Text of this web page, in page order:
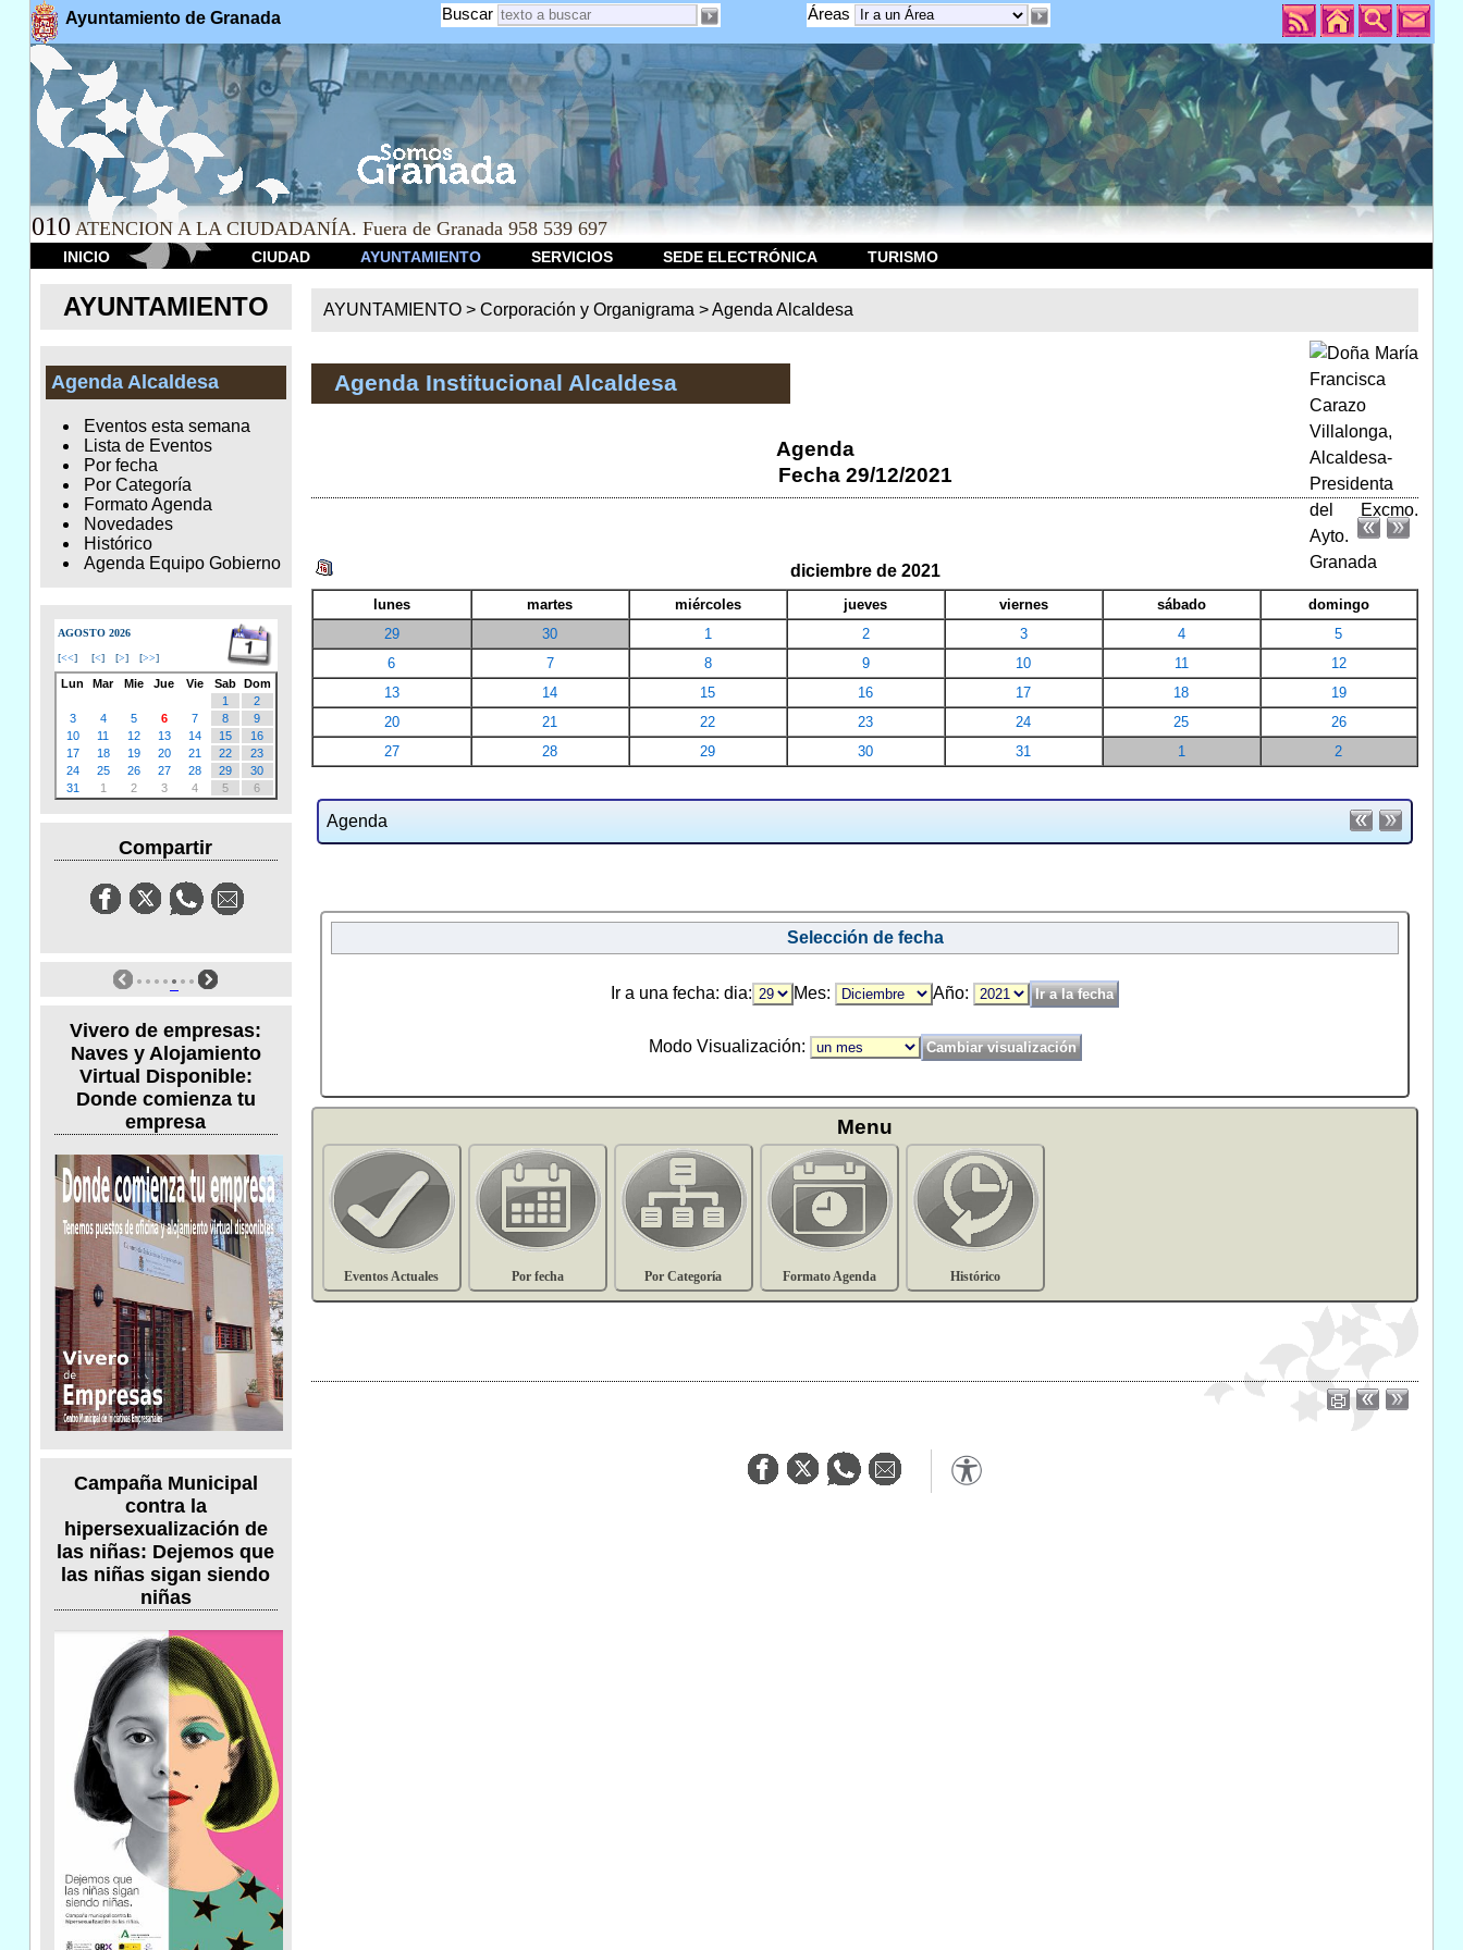
Ayuntamiento de Granada Áreas
Buscar
010 ATENCION A LA CIUDADANÍA. Fuera de Granada 958 539 697
INICIO CIUDAD AYUNTAMIENTO SERVICIOS SEDE ELECTRÓNICA TURISMO
AYUNTAMIENTO
Agenda Alcaldesa
Eventos esta semana
Lista de Eventos
Por fecha
Por Categoría
Formato Agenda
Novedades
Histórico
Agenda Equipo Gobierno
AGOSTO 2026
[<<] [<] [>] [>>]
Lun Mar Mie Jue Vie Sab
Dom
1
2
3
4 5 6 7 8
9
10
11 12 13 14 15
16
17
18 19 20 21 22
23
24
25 26 27 28 29
30
31
1 2 3 4 5 6
Compartir
Vivero de empresas:
Naves y Alojamiento
Virtual Disponible:
Donde comienza tu
empresa
Campaña Municipal
contra la
hipersexualización de
las niñas: Dejemos que
las niñas sigan siendo
niñas
AYUNTAMIENTO >Corporación y Organigrama >Agenda Alcaldesa
Agenda Institucional Alcaldesa
Agenda
Fecha 29/12/2021
diciembre de 2021
lunes martes miércoles jueves viernes sábado
domingo
29
30 1 2 3 4
5
6
7 8 9 10 11
12
13
14 15 16 17 18
19
20
21 22 23 24 25
26
27
28 29 30 31 1 2
Agenda
Selección de fecha
Ir a una fecha: dia: Mes: Año:
Modo Visualización:
Menu
Eventos Actuales Por fecha Por Categoría Formato Agenda Histórico